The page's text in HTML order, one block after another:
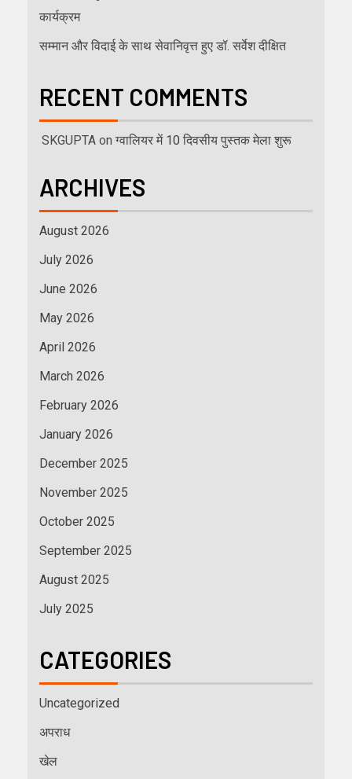
कार्यक्रम
सम्मान और विदाई के साथ सेवानिवृत्त हुए डॉ. सर्वेश दीक्षित
RECENT COMMENTS
SKGUPTA on ग्वालियर में 10 दिवसीय पुस्तक मेला शुरू
ARCHIVES
August 2026
July 2026
June 2026
May 2026
April 2026
March 2026
February 2026
January 2026
December 2025
November 2025
October 2025
September 2025
August 2025
July 2025
CATEGORIES
Uncategorized
अपराध
खेल